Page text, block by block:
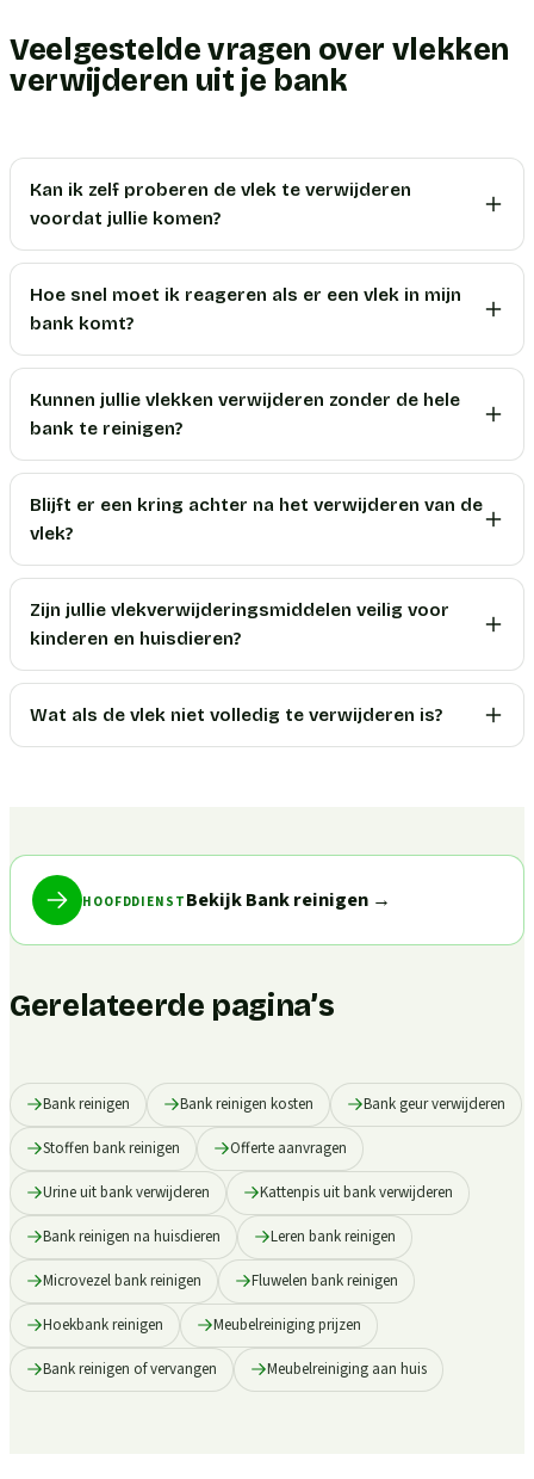
Veelgestelde vragen over vlekken
verwijderen uit je bank
Kan ik zelf proberen de vlek te verwijderen
voordat jullie komen?
Hoe snel moet ik reageren als er een vlek in mijn
bank komt?
Kunnen jullie vlekken verwijderen zonder de hele
bank te reinigen?
Blijft er een kring achter na het verwijderen van de
vlek?
Zijn jullie vlekverwijderingsmiddelen veilig voor
kinderen en huisdieren?
Wat als de vlek niet volledig te verwijderen is?
HOOFDDIENST Bekijk Bank reinigen→
Gerelateerde pagina’s
Bank reinigen Bank reinigen kosten Bank geur verwijderen
Stoffen bank reinigen Offerte aanvragen
Urine uit bank verwijderen Kattenpis uit bank verwijderen
Bank reinigen na huisdieren Leren bank reinigen
Microvezel bank reinigen Fluwelen bank reinigen
Hoekbank reinigen Meubelreiniging prijzen
Bank reinigen of vervangen Meubelreiniging aan huis